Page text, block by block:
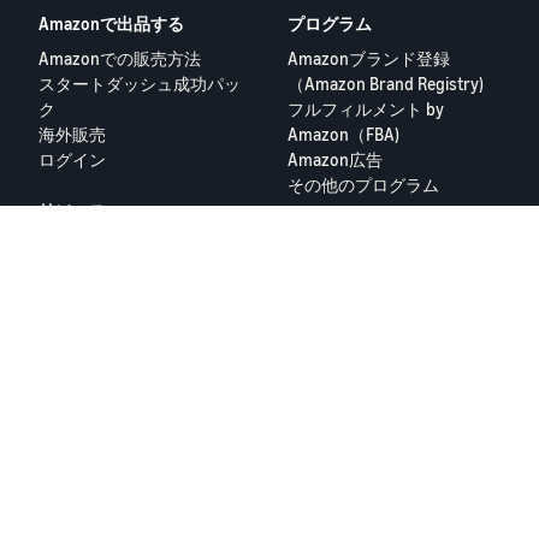
何度も主張しておりますが、これは同様の商品を扱う一部出品者の
みの問題ではなく、Amazonの信用がなくなることにより全ての
Amazonの出品者が実害を被る問題です。
声をあげなければAmazonは絶対に変わりません。
どうにかしたいのですが、何か良い方法はないでしょうか？
個人的には、お客様からするとAIの回答を信頼して購入しているた
め気持ちは理解できる一方で、販売者側から見ると商品や商品ペー
ジに問題がない以上、お客様都合に該当するようにも思います。
今後AI経由での商品購入がさらに増えると思われるため、他の出品
者の皆さんがどのように考え、どのように対応されているのかぜひ
お聞きしたいです。
Amazonで出品する
Amazonでの販売方法
スタートダッシュ成功パッ
ク
海外販売
ログイン
プログラム
Amazonブランド登録
（Amazon Brand Registry)
フルフィルメント by
Amazon（FBA)
Amazon広告
その他のプログラム
リソース